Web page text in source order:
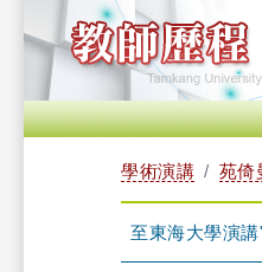
學術演講 苑倚
至東海大學演